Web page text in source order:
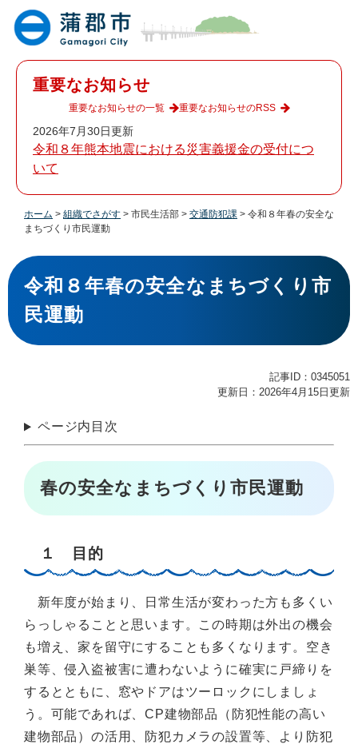
重要なお知らせ
2026年7月30日更新
令和８年熊本地震における災害義援金の受付につ
いて
重要なお知らせの一覧 重要なお知らせのRSS
ホーム > 組織でさがす > 市民生活部 > 交通防犯課 > 令和８年春の安全な
まちづくり市民運動
本
文
令和８年春の安全なまちづくり市
民運動
記事ID：0345051
更新日：2026年4月15日更新
ページ内目次
春の安全なまちづくり市民運動
１ 目的
新年度が始まり、日常生活が変わった方も多くい
らっしゃることと思います。この時期は外出の機会
も増え、家を留守にすることも多くなります。空き
巣等、侵入盗被害に遭わないように確実に戸締りを
するとともに、窓やドアはツーロックにしましょ
う。可能であれば、CP建物部品（防犯性能の高い
建物部品）の活用、防犯カメラの設置等、より防犯